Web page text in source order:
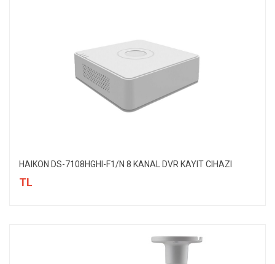
HAIKON DS-7108HGHI-F1/N 8 KANAL DVR KAYIT CIHAZI
TL